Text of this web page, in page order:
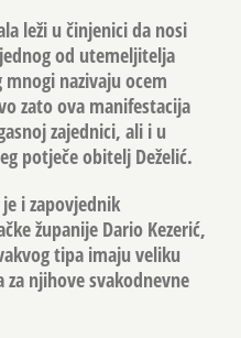
leži u činjenici da nosi
od utemeljitelja
nazivaju ocem
zato ova manifestacija
zajednici, ali i u
potječe obitelj Deželić.
i zapovjednik
županije Dario Kezerić,
tipa imaju veliku
njihove svakodnevne